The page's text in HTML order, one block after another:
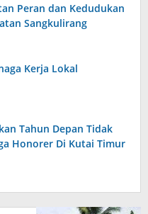
Peran dan Kedudukan
Sangkulirang
Kerja Lokal
Tahun Depan Tidak
Honorer Di Kutai Timur